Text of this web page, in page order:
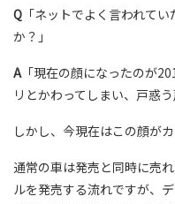
Q 「ネットでよく言われて
か？」
A「現在の顔になったのが
リとかわってしまい、戸惑
しかし、今現在はこの顔が
通常の車は発売と同時に売
ルを発売する流れですが、